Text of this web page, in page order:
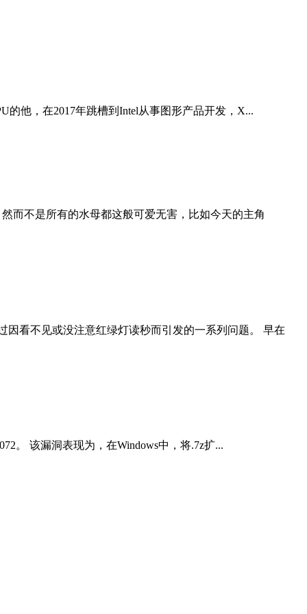
的他，在2017年跳槽到Intel从事图形产品开发，X...
而不是所有的水母都这般可爱无害，比如今天的主角
看不见或没注意红绿灯读秒而引发的一系列问题。 早在
。 该漏洞表现为，在Windows中，将.7z扩...